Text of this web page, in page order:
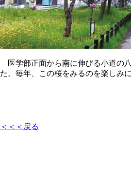
医学部正面から南に伸びる小道の
た。毎年、この桜をみるのを楽しみ
＜＜＜戻る